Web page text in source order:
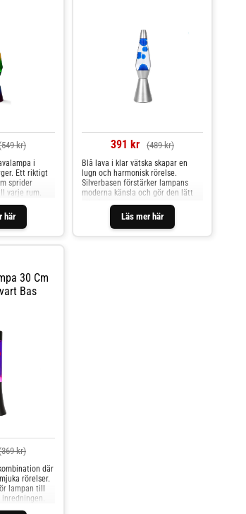
kr)
här
i
Ett riktigt
sprider
varje rum.
391 kr (489 kr)
Läs mer här
Blå lava i klar vätska skapar en
lugn och harmonisk rörelse.
Silverbasen förstärker lampans
moderna känsla och gör den lätt
30 Cm
Bas
kr)
där
rörelser.
lampan till